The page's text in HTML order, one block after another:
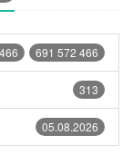
691 572 466
313
05.08.2026